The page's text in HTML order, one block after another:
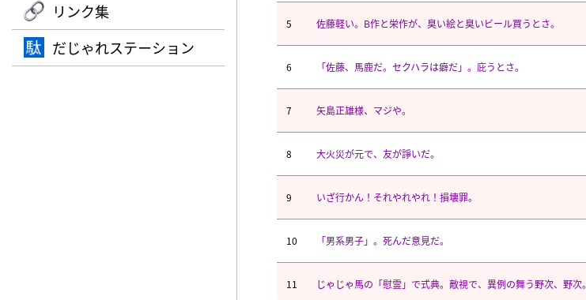
リンク集
だじゃれステーション
5 佐藤軽い。B作と栄作が、臭い絵と臭いビール買うとさ。
6 「佐藤、馬鹿だ。セクハラは癖だ」。庇うとさ。
7 矢島正雄様、マジや。
8 大火災が元で、友が諍いだ。
9 いざ行かん！それやれやれ！損壊罪。
10 「男系男子」。死んだ意見だ。
11 じゃじゃ馬の「慰霊」で式典。敵視で、異例の舞う野次、野次。